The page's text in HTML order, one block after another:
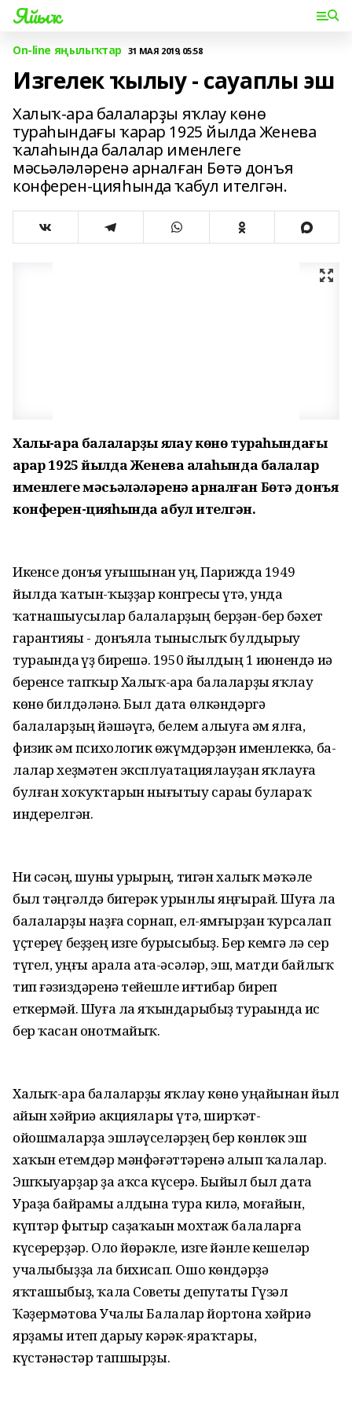
Яйыҡ
On-line яңылыҡтар 31 МАЯ 2019, 05:58
Изгелек ҡылыу - сауаплы эш
Халыҡ-ара балаларҙы яҡлау көнө
тураһындағы ҡарар 1925 йылда Женева
ҡалаһында балалар именлеге
мәсьәләләренә арналған Бөтә донъя
конферен-цияһында ҡабул ителгән.
Халыҡ-ара балаларҙы яҡлау көнө тураһындағы
ҡарар 1925 йылда Женева ҡалаһында балалар
именлеге мәсьәләләренә арналған Бөтә донъя
конферен-цияһында ҡабул ителгән.
Икенсе донъя һуғышынан һуң, Парижда 1949
йылда ҡатын-ҡыҙҙар конгресы үтә, унда
ҡатнашыусылар балаларҙың берҙән-бер бәхет
гарантияһы - донъяла тыныслыҡ булдырыу
тураһында һүҙ бирешә. 1950 йылдың 1 июнендә иһә
беренсе тапҡыр Халыҡ-ара балаларҙы яҡлау
көнө билдәләнә. Был дата өлкәндәргә
балаларҙың йәшәүгә, белем алыуға һәм ялға,
физик һәм психологик һөжүмдәрҙән именлеккә, ба-
лалар хеҙмәтен эксплуатациялауҙан яҡлауға
булған хоҡуҡтарын нығытыу сараһы булараҡ
индерелгән.
Ни сәсһәң, шуны урырһың, тигән халыҡ мәҡәле
был тәңгәлдә бигерәк урынлы яңғырай. Шуға ла
балаларҙы наҙға сорнап, ел-ямғырҙан ҡурсалап
үҫтереү беҙҙең изге бурысыбыҙ. Бер кемгә лә сер
түгел, һуңғы арала ата-әсәләр, эш, матди байлыҡ
тип ғәзиздәренә тейешле иғтибар биреп
еткермәй. Шуға ла яҡындарыбыҙ тураһында һис
бер ҡасан онотмайыҡ.
Халыҡ-ара балаларҙы яҡлау көнө уңайынан йыл
һайын хәйриә акциялары үтә, ширҡәт-
ойошмаларҙа эшләүселәрҙең бер көнлөк эш
хаҡын етемдәр мәнфәғәттәренә алып ҡалалар.
Эшҡыуарҙар ҙа аҡса күсерә. Быйыл был дата
Ураҙа байрамы алдына тура килә, моғайын,
күптәр фытыр саҙаҡаһын мохтаж балаларға
күсерерҙәр. Оло йөрәкле, изге йәнле кешеләр
учалыбыҙҙа ла бихисап. Ошо көндәрҙә
яҡташыбыҙ, ҡала Советы депутаты Гүзәл
Ҡәҙермәтова Учалы Балалар йортона хәйриә
ярҙамы итеп дарыу кәрәк-яраҡтары,
күстәнәстәр тапшырҙы.